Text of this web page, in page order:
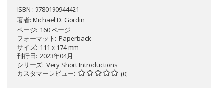
ISBN : 9780190944421
著者: Michael D. Gordin
ページ 160 ページ
フォーマット
Paperback
サイズ 111 x 174 mm
刊行日 2023年04月
シリーズ Very Short Introductions
カスタマーレビュー
(0)